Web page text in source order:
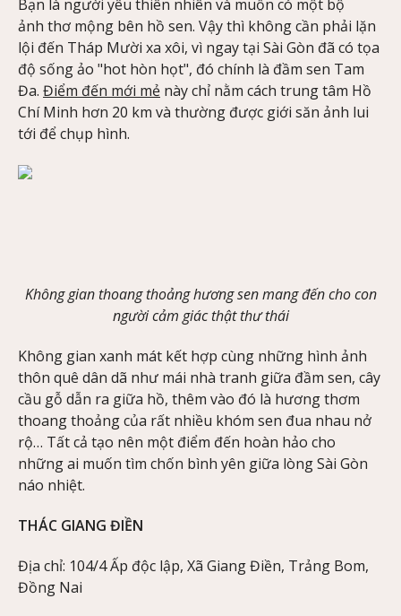
Bạn là người yêu thiên nhiên và muốn có một bộ
ảnh thơ mộng bên hồ sen. Vậy thì không cần phải lặn
lội đến Tháp Mười xa xôi, vì ngay tại Sài Gòn đã có tọa
độ sống ảo "hot hòn họt", đó chính là đầm sen Tam
Đa. Điểm đến mới mẻ này chỉ nằm cách trung tâm Hồ
Chí Minh hơn 20 km và thường được giới săn ảnh lui
tới để chụp hình.
Không gian thoang thoảng hương sen mang đến cho con
người cảm giác thật thư thái
Không gian xanh mát kết hợp cùng những hình ảnh
thôn quê dân dã như mái nhà tranh giữa đầm sen, cây
cầu gỗ dẫn ra giữa hồ, thêm vào đó là hương thơm
thoang thoảng của rất nhiều khóm sen đua nhau nở
rộ… Tất cả tạo nên một điểm đến hoàn hảo cho
những ai muốn tìm chốn bình yên giữa lòng Sài Gòn
náo nhiệt.
THÁC GIANG ĐIỀN
Địa chỉ: 104/4 Ấp độc lập, Xã Giang Điền, Trảng Bom,
Đồng Nai